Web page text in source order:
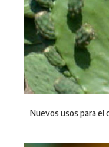
Nuevos usos para el